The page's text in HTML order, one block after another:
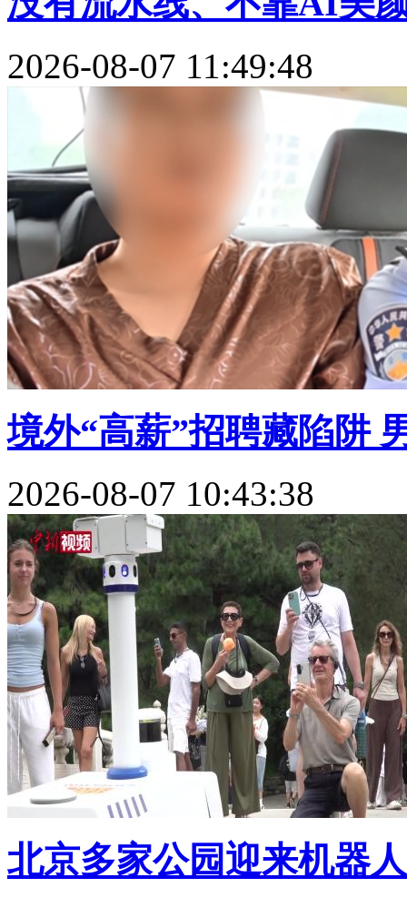
2026-08-07 11:49:48
境外“高薪”招聘藏陷阱
2026-08-07 10:43:38
北京多家公园迎来机器